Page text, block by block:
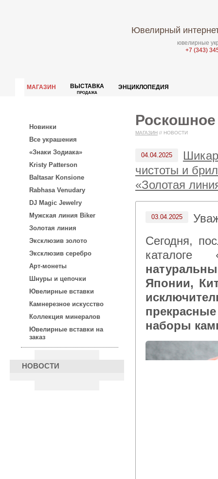
Ювелирный
ювелирные
+7 (343)
МАГАЗИН ВЫСТАВКА
ПРОДАЖА
ЭНЦИКЛОПЕДИЯ
Новинки
Все украшения
«Знаки Зодиака»
Kristy Patterson
Baltasar Konsione
Rabhasa Venudary
DJ Magic Jewelry
Мужская линия Biker
Золотая линия
Эксклюзив золото
Эксклюзив серебро
Арт-монеты
Шнуры и цепочки
Ювелирные вставки
Камнерезное искусство
Коллекция минералов
Ювелирные вставки на
заказ
НОВОСТИ
МАГАЗИН // НОВОСТИ
04.04.2025
чистоты и
«Золотая
03.04.2025
Сегодня, после 15:00 по московскому времени, для Вас в
каталоге
Японии,
наборы